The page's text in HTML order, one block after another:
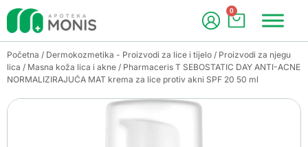
0
Početna / Dermokozmetika - Proizvodi za lice i tijelo / Proizvodi za njegu
lica / Masna koža lica i akne / Pharmaceris T SEBOSTATIC DAY ANTI-ACNE
NORMALIZIRAJUĆA MAT krema za lice protiv akni SPF 20 50 ml